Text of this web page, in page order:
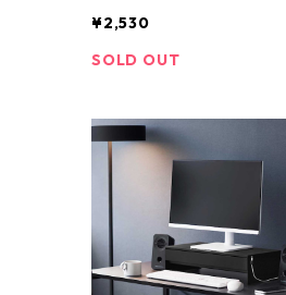
ワイト
¥2,530
SOLD OUT